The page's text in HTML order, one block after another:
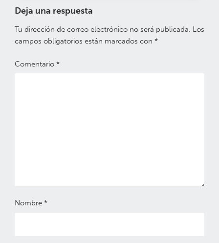
Deja una respuesta
Tu dirección de correo electrónico no será publicada. Los
campos obligatorios están marcados con *
Comentario *
Nombre *